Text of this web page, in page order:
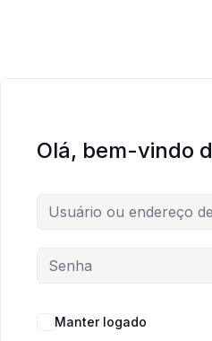
Olá, bem-vindo
Manter logado